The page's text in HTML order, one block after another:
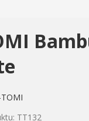
TT132